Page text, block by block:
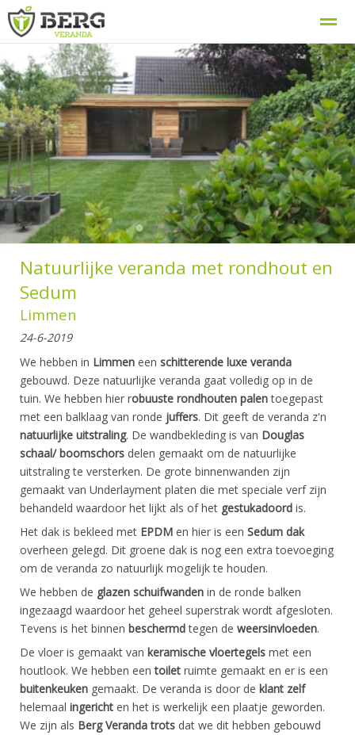
Berg Veranda, uw veranda specialist Procedure
Home Bellen
●●●●●●●
Natuurlijke veranda met rondhout en
Sedum
Limmen
24-6-2019
We hebben in Limmen een schitterende luxe veranda
gebouwd. Deze natuurlijke veranda gaat volledig op in de
tuin. We hebben hier robuuste rondhouten palentoegepast
met een balklaag van ronde juffers. Dit geeft de veranda z'n
natuurlijke uitstraling. De wandbekleding is van Douglas
schaal/ boomschors delen gemaakt om de natuurlijke
uitstraling te versterken. De grote binnenwanden zijn
gemaakt van Underlayment platen die met speciale verf zijn
behandeld waardoor het lijkt als of het gestukadoord is.
Het dak is bekleed met EPDM en hier is een Sedum dak
overheen gelegd. Dit groene dak is nog een extra toevoeging
om de veranda zo natuurlijk mogelijk te houden.
We hebben de glazen schuifwanden in de ronde balken
ingezaagd waardoor het geheel superstrak wordt afgesloten.
Tevens is het binnen beschermdtegen de weersinvloeden.
De vloer is gemaakt van keramische vloertegels met een
houtlook. We hebben eentoilet ruimte gemaakt en er is een
buitenkeuken gemaakt. De veranda is door de klant zelf
helemaal ingericht en het is werkelijk een plaatje geworden.
We zijn als Berg Veranda trots dat we dit hebben gebouwd